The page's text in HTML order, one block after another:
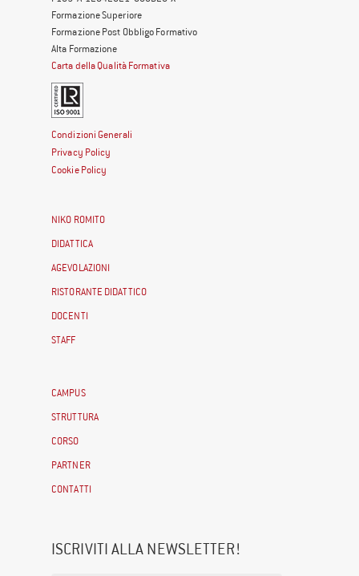
Formazione Superiore
Formazione Post Obbligo Formativo
Alta Formazione
Carta della Qualità Formativa
Condizioni Generali
Privacy Policy
Cookie Policy
NIKO ROMITO
DIDATTICA
AGEVOLAZIONI
RISTORANTE DIDATTICO
DOCENTI
STAFF
CAMPUS
STRUTTURA
CORSO
PARTNER
CONTATTI
ISCRIVITI ALLA NEWSLETTER!